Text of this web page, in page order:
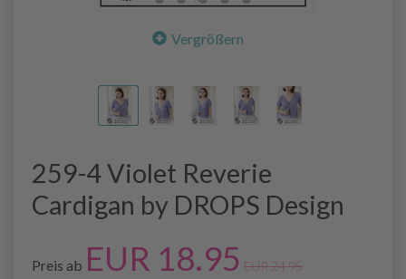
Vergrößern
259-4 Violet Reverie
Cardigan by DROPS Design
Preis ab EUR 18.95 EUR 24.95